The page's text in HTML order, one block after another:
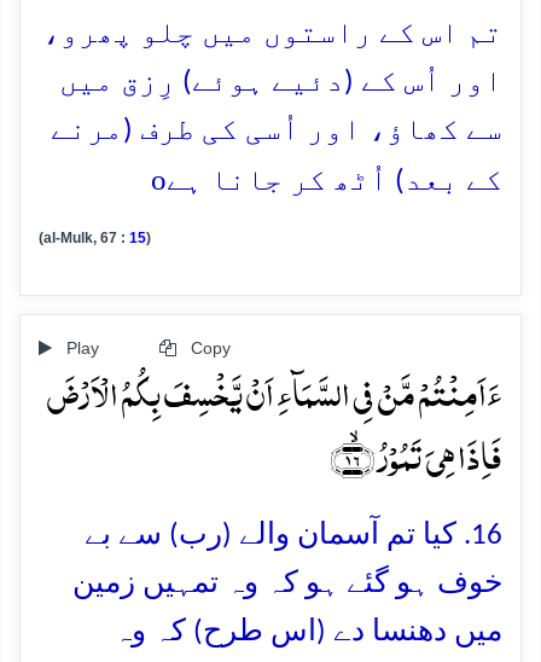
تم اس کے راستوں میں چلو پھرو،
اور اُس کے (دئیے ہوئے) رِزق میں
سے کھاؤ، اور اُسی کی طرف (مرنے
کے بعد) اُٹھ کر جانا ہےo
(al-Mulk, 67 : 15)
Play Copy
ءَاَمِنۡتُمۡ مَّنۡ فِی السَّمَآءِ اَنۡ یَّخۡسِفَ بِکُمُ الۡاَرۡضَ
فَاِذَا ہِیَ تَمُوۡرُ ﴿ۙ۱۶﴾
16. کیا تم آسمان والے (رب) سے بے
خوف ہو گئے ہو کہ وہ تمہیں زمین
میں دھنسا دے (اس طرح) کہ وہ